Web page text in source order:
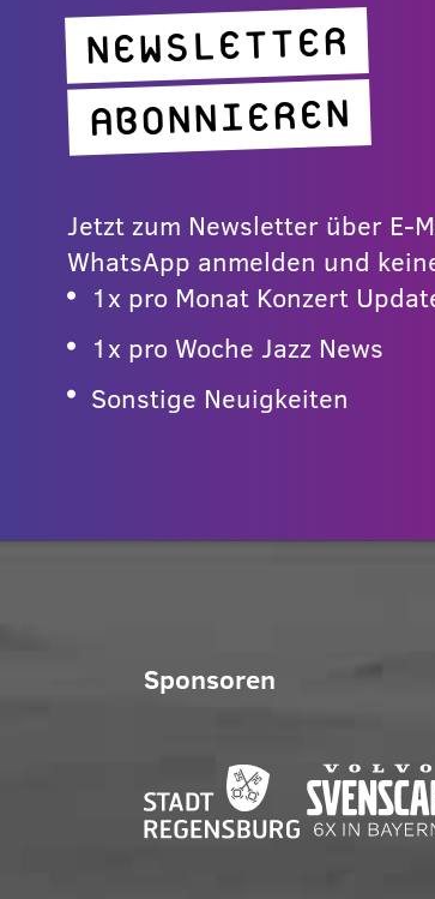
NEWSLETTER
ABONNIEREN
Jetzt zum Newsletter über E-
WhatsApp anmelden und
1x pro Monat Konzert
1x pro Woche Jazz News
Sonstige Neuigkeiten
Sponsoren